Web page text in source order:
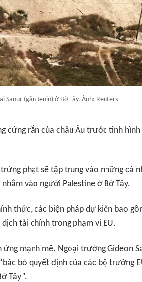
Sanur (gần Jenin) ở Bờ Tây. Ảnh: Reuters
cứng rắn của châu Âu trước tình hình
phạt sẽ tập trung vào những cá
vào người Palestine ở Bờ Tây.
thức, các biện pháp dự kiến bao
tài chính trong phạm vi EU.
ứng mạnh mẽ. Ngoại trưởng Gideon
bỏ quyết định của các bộ trưởng
Tây”.